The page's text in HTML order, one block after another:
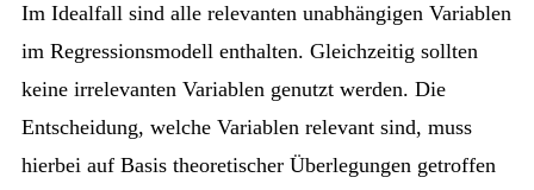
Im Idealfall sind alle relevanten unabhängigen Variablen
im Regressionsmodell enthalten. Gleichzeitig sollten
keine irrelevanten Variablen genutzt werden. Die
Entscheidung, welche Variablen relevant sind, muss
hierbei auf Basis theoretischer Überlegungen getroffen